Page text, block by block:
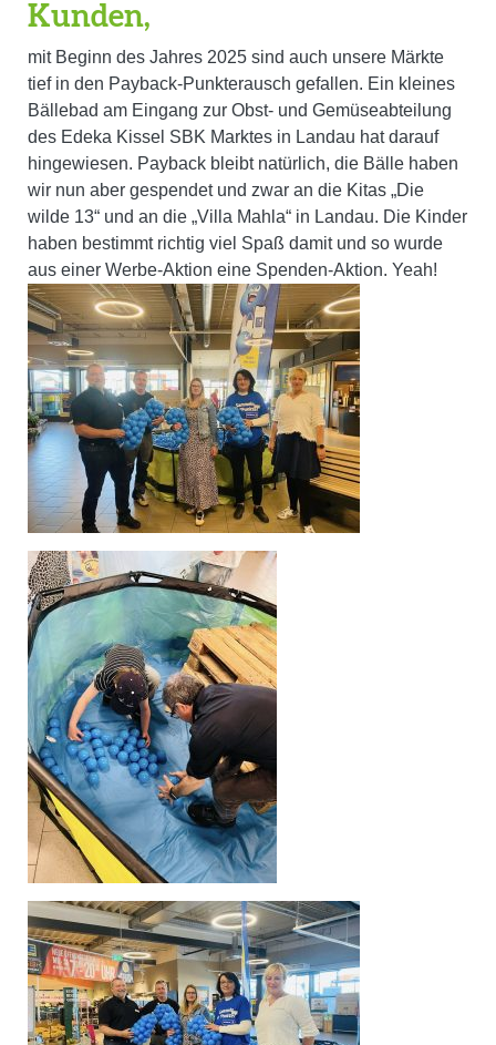
Kunden,
mit Beginn des Jahres 2025 sind auch unsere Märkte
tief in den Payback-Punkterausch gefallen. Ein kleines
Bällebad am Eingang zur Obst- und Gemüseabteilung
des Edeka Kissel SBK Marktes in Landau hat darauf
hingewiesen. Payback bleibt natürlich, die Bälle haben
wir nun aber gespendet und zwar an die Kitas „Die
wilde 13“ und an die „Villa Mahla“ in Landau. Die Kinder
haben bestimmt richtig viel Spaß damit und so wurde
aus einer Werbe-Aktion eine Spenden-Aktion. Yeah!